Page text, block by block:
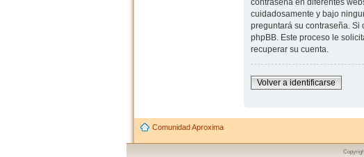
contraseña en diferentes
cuidadosamente y bajo
preguntará su contraseña. Si
phpBB. Este proceso le
recuperar su cuenta.
Volver a identificarse
Comunidad Aproxima